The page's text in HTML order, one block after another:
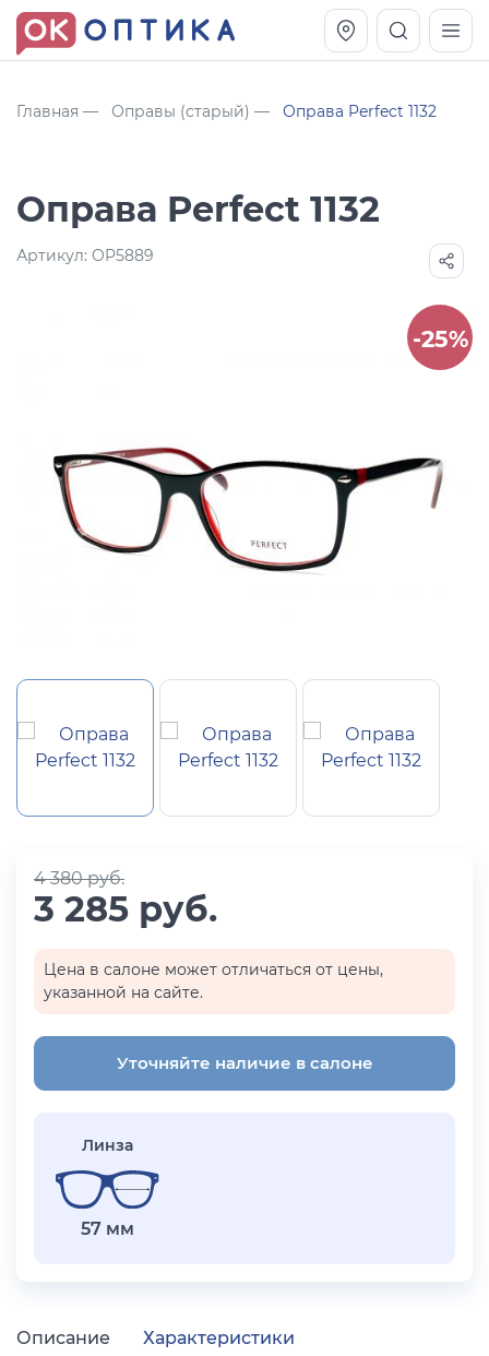
Главная Оправы (старый) Оправа Perfect 1132
Оправа Perfect 1132
Артикул: OP5889
-25%
4 380 руб.
3 285 руб.
Цена в салоне может отличаться от цены,
указанной на сайте.
Уточняйте наличие в салоне
Линза
57 мм
Описание Характеристики
Оправа Vogue OVO 4025